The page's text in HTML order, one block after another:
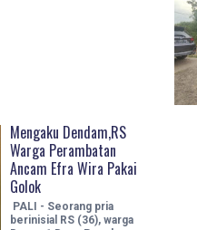
Mengaku Dendam,RS
Warga Perambatan
Ancam Efra Wira Pakai
Golok
PALI - Seorang pria
berinisial RS (36), warga